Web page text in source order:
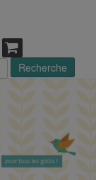
Recherche